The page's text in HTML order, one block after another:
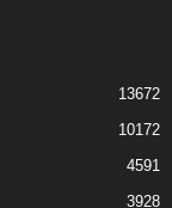
13672
10172
4591
3928